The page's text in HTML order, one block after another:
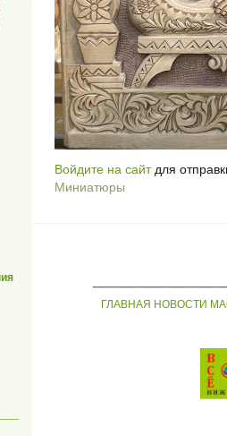
Войдите на сайтдля
Миниатюры
ГЛАВНАЯ НОВОСТИ